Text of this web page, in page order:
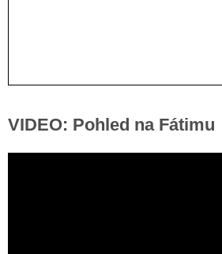
VIDEO: Pohled na Fátimu